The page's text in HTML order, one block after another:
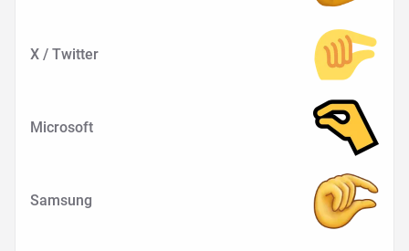
X / Twitter
Microsoft
Samsung